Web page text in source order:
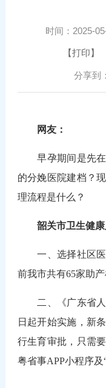
时间： 2025-
【打印】
分享到：
网友：
早孕期间是先在
的分娩医院建档？
理流程是什么？
韶关市卫生健康
一、选择社区医
前我市共有65家助产
二、《广东省人
日起开始实施，新
行生育审批，只需
粤省事APP小程序及